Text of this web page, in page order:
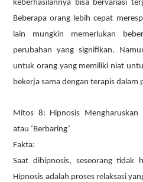
keberhasilannya bisa bervariasi
Beberapa orang lebih cepat
lain mungkin memerlukan
perubahan yang signifikan.
untuk orang yang memiliki niat
bekerja sama dengan terapis dalam
Mitos 8: Hipnosis Mengharuskan
atau ‘Berbaring’
Fakta:
Saat dihipnosis, seseorang tidak
Hipnosis adalah proses relaksasi